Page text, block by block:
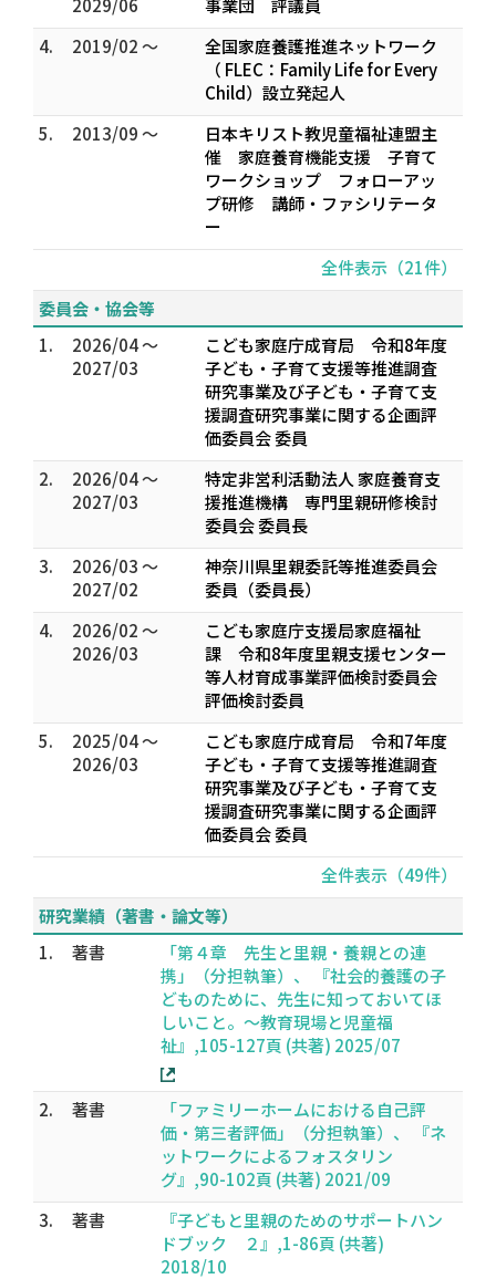
2029/06
事業団 評議員
4.
2019/02 ～
全国家庭養護推進ネットワーク
（ FLEC：Family Life for Every
Child）設立発起人
5.
2013/09 ～
日本キリスト教児童福祉連盟主
催 家庭養育機能支援 子育て
ワークショップ フォローアッ
プ研修 講師・ファシリテータ
ー
全件表示（21件）
委員会・協会等
1.
2026/04 ～
2027/03
こども家庭庁成育局 令和8年度
子ども・子育て支援等推進調査
研究事業及び子ども・子育て支
援調査研究事業に関する企画評
価委員会 委員
2.
2026/04 ～
2027/03
特定非営利活動法人 家庭養育支
援推進機構 専門里親研修検討
委員会 委員長
3.
2026/03 ～
2027/02
神奈川県里親委託等推進委員会
委員（委員長）
4.
2026/02 ～
2026/03
こども家庭庁支援局家庭福祉
課 令和8年度里親支援センター
等人材育成事業評価検討委員会
評価検討委員
5.
2025/04 ～
2026/03
こども家庭庁成育局 令和7年度
子ども・子育て支援等推進調査
研究事業及び子ども・子育て支
援調査研究事業に関する企画評
価委員会 委員
全件表示（49件）
研究業績（著書・論文等）
1.
著書
「第４章 先生と里親・養親との連
携」（分担執筆）、 『社会的養護の子
どものために、先生に知っておいてほ
しいこと。～教育現場と児童福
祉』,105-127頁 (共著) 2025/07
2. 著書
「ファミリーホームにおける自己評
価・第三者評価」（分担執筆）、 『ネ
ットワークによるフォスタリン
グ』,90-102頁 (共著) 2021/09
3.
著書
『子どもと里親のためのサポートハン
ドブック ２』,1-86頁 (共著)
2018/10